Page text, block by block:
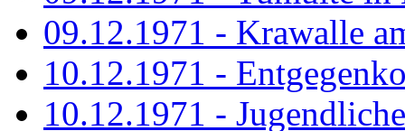
09.12.1971 - Krawalle
10.12.1971 -
10.12.1971 -